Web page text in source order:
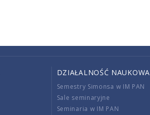
DZIAŁALNOŚĆ NAUKOWA
Semestry Simonsa w IM PAN
Sale seminaryjne
Seminaria w IM PAN